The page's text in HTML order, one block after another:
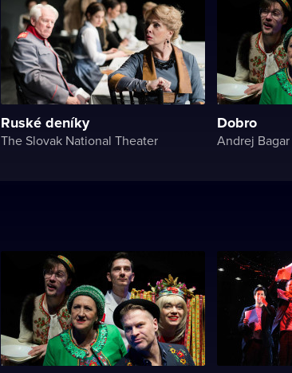
Ruské deníky
The Slovak National Theater
Dobro
Andrej